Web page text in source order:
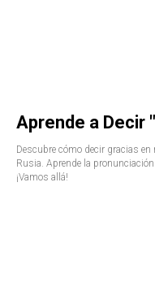
Aprende a Decir
Descubre cómo decir gracias
Rusia. Aprende la
¡Vamos allá!